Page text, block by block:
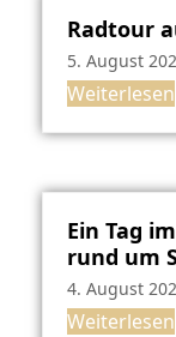
Radtour
5. August
Weiterlesen
Ein Tag
rund um
4. August
Weiterlesen